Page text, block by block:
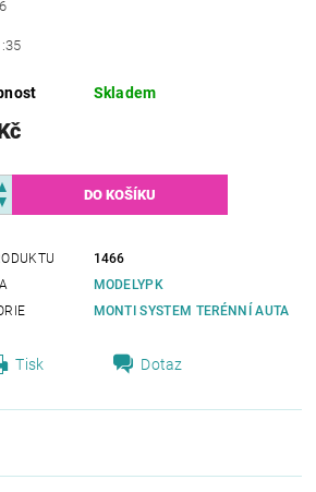
Skladem
1466
MODELYPK
MONTI SYSTEM TERÉNNÍ AUTA
Tisk Dotaz